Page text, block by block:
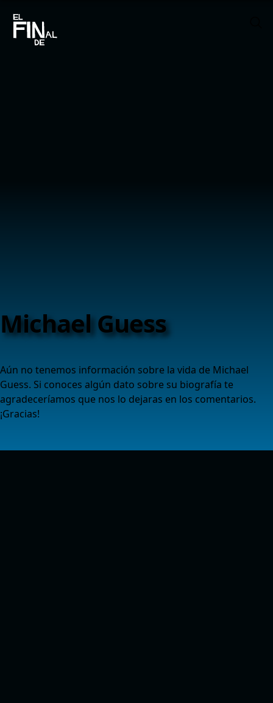
Michael Guess
Aún no tenemos información sobre la vida de Michael
Guess. Si conoces algún dato sobre su biografía te
agradeceríamos que nos lo dejaras en los comentarios.
¡Gracias!